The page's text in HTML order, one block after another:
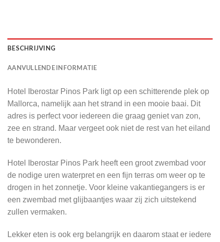
BESCHRIJVING
AANVULLENDE INFORMATIE
Hotel Iberostar Pinos Park ligt op een schitterende plek op
Mallorca, namelijk aan het strand in een mooie baai. Dit
adres is perfect voor iedereen die graag geniet van zon,
zee en strand. Maar vergeet ook niet de rest van het eiland
te bewonderen.
Hotel Iberostar Pinos Park heeft een groot zwembad voor
de nodige uren waterpret en een fijn terras om weer op te
drogen in het zonnetje. Voor kleine vakantiegangers is er
een zwembad met glijbaantjes waar zij zich uitstekend
zullen vermaken.
Lekker eten is ook erg belangrijk en daarom staat er iedere